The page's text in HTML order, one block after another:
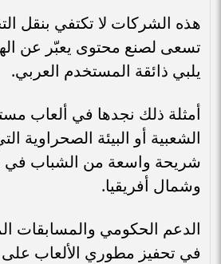
هذه الشركات لا تكتفي بنقل
تسعى لصنع محتوى يعبّر عن
يلبي ذائقة المستخدم العربي.
أمثلة ذلك نجدها في ألعاب
الشعبية أو البيئة الصحراوية
شريحة واسعة من الشباب في
وشمال أفريقيا.
الدعم الحكومي والمسابقات
في تحفيز مطوري الألعاب على